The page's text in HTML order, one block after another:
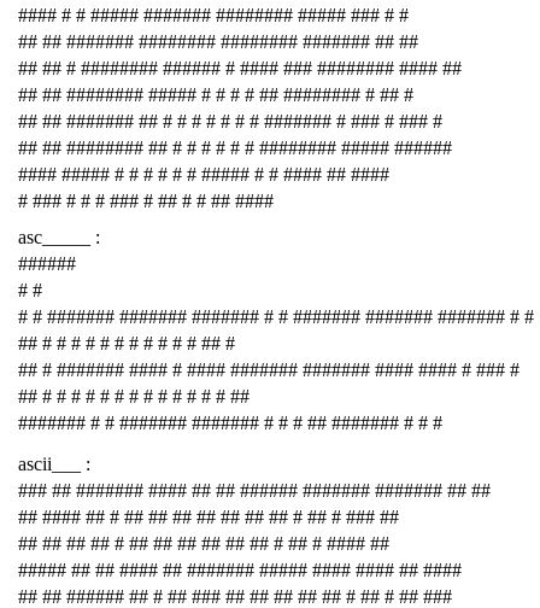
#### # # ##### ####### ######## ##### ### # #
## ## ####### ######## ######## ####### ## ##
## ## # ######## ###### # #### ### ######## #### ##
## ## ######## ##### # # # # ## ######## # ## #
## ## ####### ## # # # # # # # ####### # ### # ### #
## ## ######## ## # # # # # # ######## ##### ######
#### ##### # # # # # # ##### # # #### ## ####
# ### # # # ### # ## # # ## ####
asc_____ :
######
# #
# # ####### ####### ####### # # ####### ####### ####### # #
## # # # # # # # # # # # ## #
## # ####### #### # #### ####### ####### #### #### # ### #
## # # # # # # # # # # # # # ##
####### # # ####### ####### # # # ## ####### # # #
ascii___ :
### ## ####### #### ## ## ###### ####### ####### ## ##
## #### ## # ## ## ## ## ## ## ## # ## # ### ##
## ## ## ## # ## ## ## ## ## ## # ## # #### ##
##### ## ## #### ## ####### ##### #### #### ## ####
## ## ###### ## # ## ### ## ## ## ## ## # ## # ## ###